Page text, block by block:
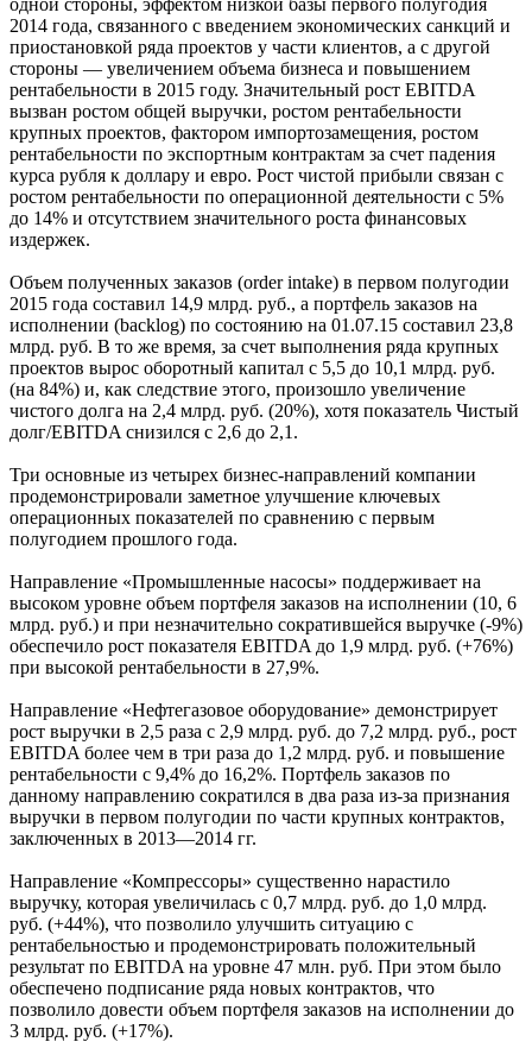
2014 года, связанного с введением экономических санкций и
приостановкой ряда проектов у части клиентов, а с другой
стороны — увеличением объема бизнеса и повышением
рентабельности в 2015 году. Значительный рост ЕBITDA
вызван ростом общей выручки, ростом рентабельности
крупных проектов, фактором импортозамещения, ростом
рентабельности по экспортным контрактам за счет падения
курса рубля к доллару и евро. Рост чистой прибыли связан с
ростом рентабельности по операционной деятельности с 5%
до 14% и отсутствием значительного роста финансовых
издержек.
Объем полученных заказов (order intake) в первом полугодии
2015 года составил 14,9 млрд. руб., а портфель заказов на
исполнении (backlog) по состоянию на 01.07.15 составил 23,8
млрд. руб. В то же время, за счет выполнения ряда крупных
проектов вырос оборотный капитал с 5,5 до 10,1 млрд. руб.
(на 84%) и, как следствие этого, произошло увеличение
чистого долга на 2,4 млрд. руб. (20%), хотя показатель Чистый
долг/EBITDA снизился с 2,6 до 2,1.
Три основные из четырех бизнес-направлений компании
продемонстрировали заметное улучшение ключевых
операционных показателей по сравнению с первым
полугодием прошлого года.
Направление «Промышленные насосы» поддерживает на
высоком уровне объем портфеля заказов на исполнении (10, 6
млрд. руб.) и при незначительно сократившейся выручке (-9%)
обеспечило рост показателя EBITDA до 1,9 млрд. руб. (+76%)
при высокой рентабельности в 27,9%.
Направление «Нефтегазовое оборудование» демонстрирует
рост выручки в 2,5 раза с 2,9 млрд. руб. до 7,2 млрд. руб., рост
EBITDA более чем в три раза до 1,2 млрд. руб. и повышение
рентабельности с 9,4% до 16,2%. Портфель заказов по
данному направлению сократился в два раза из-за признания
выручки в первом полугодии по части крупных контрактов,
заключенных в 2013—2014 гг.
Направление «Компрессоры» существенно нарастило
выручку, которая увеличилась с 0,7 млрд. руб. до 1,0 млрд.
руб. (+44%), что позволило улучшить ситуацию с
рентабельностью и продемонстрировать положительный
результат по EBITDA на уровне 47 млн. руб. При этом было
обеспечено подписание ряда новых контрактов, что
позволило довести объем портфеля заказов на исполнении до
3 млрд. руб. (+17%).